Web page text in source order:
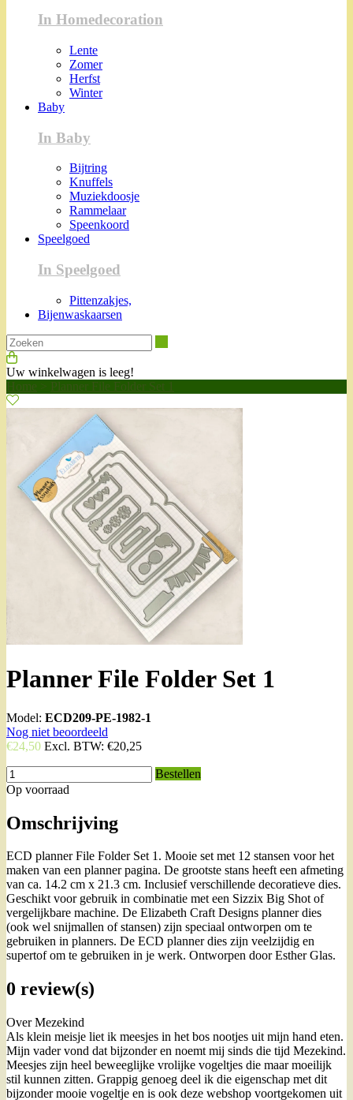
In Homedecoration
Lente
Zomer
Herfst
Winter
Baby
In Baby
Bijtring
Knuffels
Muziekdoosje
Rammelaar
Speenkoord
Speelgoed
In Speelgoed
Pittenzakjes,
Bijenwaskaarsen
Uw winkelwagen is leeg!
Home
Planner File Folder Set 1
Planner File Folder Set 1
Model: ECD209-PE-1982-1
Nog niet beoordeeld
€24,50 Excl. BTW: €20,25
Bestellen
Op voorraad
Omschrijving
ECD planner File Folder Set 1. Mooie set met 12 stansen voor het
maken van een planner pagina. De grootste stans heeft een afmeting
van ca. 14.2 cm x 21.3 cm. Inclusief verschillende decoratieve dies.
Geschikt voor gebruik in combinatie met een Sizzix Big Shot of
vergelijkbare machine. De Elizabeth Craft Designs planner dies
(ook wel snijmallen of stansen) zijn speciaal ontworpen om te
gebruiken in planners. De ECD planner dies zijn veelzijdig en
supertof om te gebruiken in je werk. Ontworpen door Esther Glas.
0 review(s)
Over Mezekind
Als klein meisje liet ik meesjes in het bos nootjes uit mijn hand eten.
Mijn vader vond dat bijzonder en noemt mij sinds die tijd Mezekind.
Meesjes zijn heel beweeglijke vrolijke vogeltjes die maar moeilijk
stil kunnen zitten. Grappig genoeg deel ik die eigenschap met dit
bijzonder mooie vogeltje en is ook deze webshop voortgekomen uit